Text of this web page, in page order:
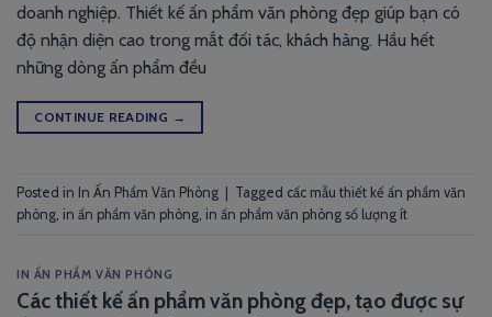
doanh nghiệp. Thiết kế ấn phẩm văn phòng đẹp giúp bạn có
độ nhận diện cao trong mắt đối tác, khách hàng. Hầu hết
những dòng ấn phẩm đều
CONTINUE READING →
Posted in In Ấn Phẩm Văn Phòng | Tagged cấc mẫu thiết kế ấn phẩm văn
phòng in ấn phẩm văn phòng in ấn phẩm văn phòng số lượng ít
IN ẤN PHẨM VĂN PHÒNG
Các thiết kế ấn phẩm văn phòng đẹp, tạo được sự